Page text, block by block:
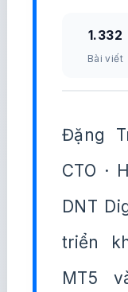
1.332
Bài viết
Đặng
CTO ·
DNT
triển
MT5